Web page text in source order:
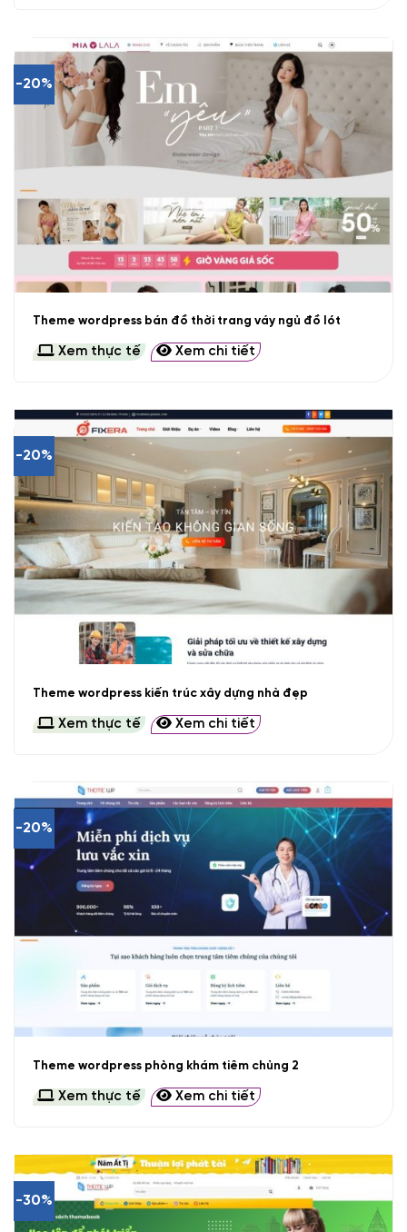
-20%
Theme wordpress bán đồ thời trang váy ngủ đồ lót
Xem thực tế Xem chi tiết
-20%
Theme wordpress kiến trúc xây dựng nhà đẹp
Xem thực tế Xem chi tiết
-20%
Theme wordpress phòng khám tiêm chủng 2
Xem thực tế Xem chi tiết
-30%